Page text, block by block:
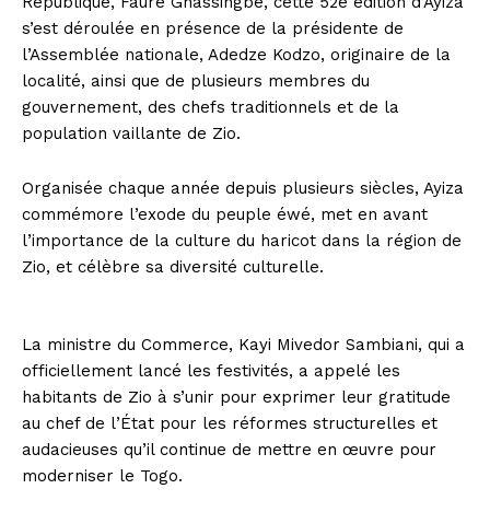
s’est déroulée en présence de la présidente de
l’Assemblée nationale, Adedze Kodzo, originaire de la
localité, ainsi que de plusieurs membres du
gouvernement, des chefs traditionnels et de la
population vaillante de Zio.
Organisée chaque année depuis plusieurs siècles, Ayiza
commémore l’exode du peuple éwé, met en avant
l’importance de la culture du haricot dans la région de
Zio, et célèbre sa diversité culturelle.
La ministre du Commerce, Kayi Mivedor Sambiani, qui a
officiellement lancé les festivités, a appelé les
habitants de Zio à s’unir pour exprimer leur gratitude
au chef de l’État pour les réformes structurelles et
audacieuses qu’il continue de mettre en œuvre pour
moderniser le Togo.